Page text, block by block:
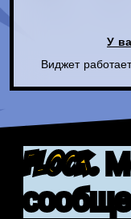
FLOCK.
У
Виджет